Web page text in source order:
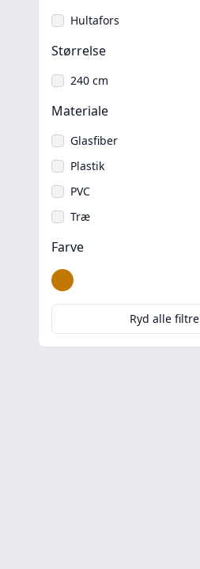
Hultafors
Størrelse
240 cm
Materiale
Glasfiber
Plastik
PVC
Træ
Farve
Gul
Ryd alle filtre